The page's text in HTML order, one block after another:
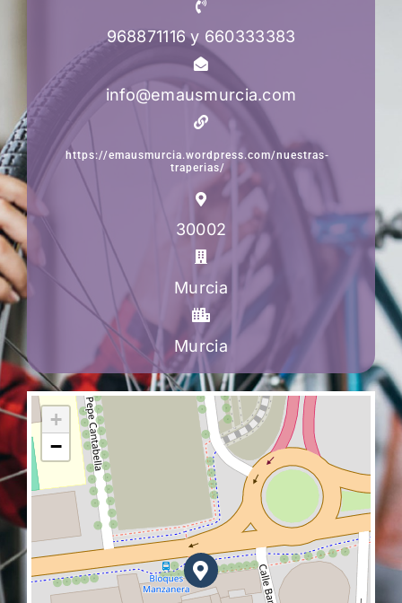
968871116 y 660333383
info@emausmurcia.com
https://emausmurcia.wordpress.com/nuestras-
traperias/
30002
Murcia
Murcia
+
−